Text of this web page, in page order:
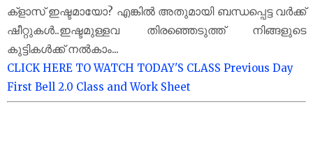
ക്‌ളാസ് ഇഷ്ടമായോ? എങ്കിൽ അതുമായി ബന്ധപ്പെട്ട വർക്ക്
ഷീറ്റുകൾ..ഇഷ്ടമുള്ളവ തിരഞ്ഞെടുത്ത് നിങ്ങളുടെ
കുട്ടികൾക്ക് നൽകാം...
CLICK HERE TO WATCH TODAY'S CLASS Previous Day
First Bell 2.0 Class and Work Sheet